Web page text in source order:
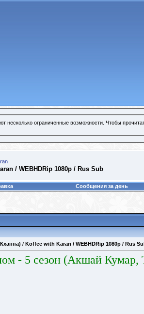
ограниченные возможности. Чтобы
/ WEBHDRip 1080p / Rus Sub
Сообщения за день
/ Koffee with Karan / WEBHDRip 1080p / Rus
- 5 сезон (Акшай